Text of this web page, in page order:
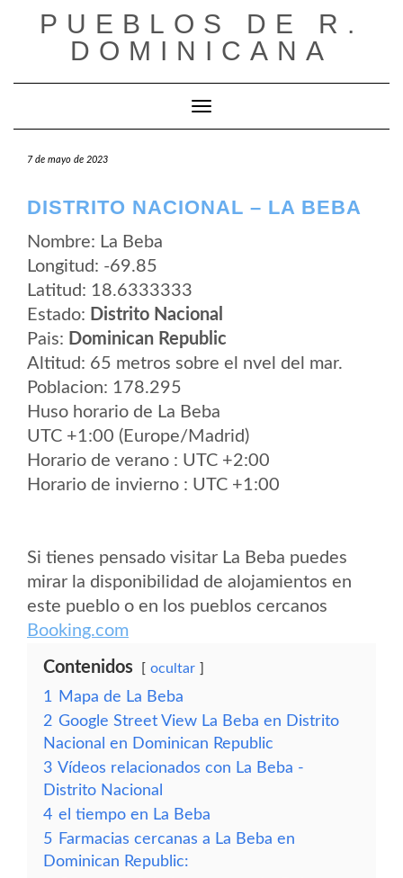
PUEBLOS DE R.
DOMINICANA
Cambiar modo de navegación
7 de mayo de 2023
DISTRITO NACIONAL – LA BEBA
Nombre: La Beba
Longitud: -69.85
Latitud: 18.6333333
Estado: Distrito Nacional
Pais: Dominican Republic
Altitud: 65 metros sobre el nvel del mar.
Poblacion: 178.295
Huso horario de La Beba
UTC +1:00 (Europe/Madrid)
Horario de verano : UTC +2:00
Horario de invierno : UTC +1:00
Si tienes pensado visitar La Beba puedes
mirar la disponibilidad de alojamientos en
este pueblo o en los pueblos cercanos
Booking.com
Contenidos ocultar
1
Mapa de La Beba
2 Google Street View La Beba en Distrito
Nacional en Dominican Republic
3 Vídeos relacionados con La Beba -
Distrito Nacional
4 el tiempo en La Beba
5 Farmacias cercanas a La Beba en
Dominican Republic: